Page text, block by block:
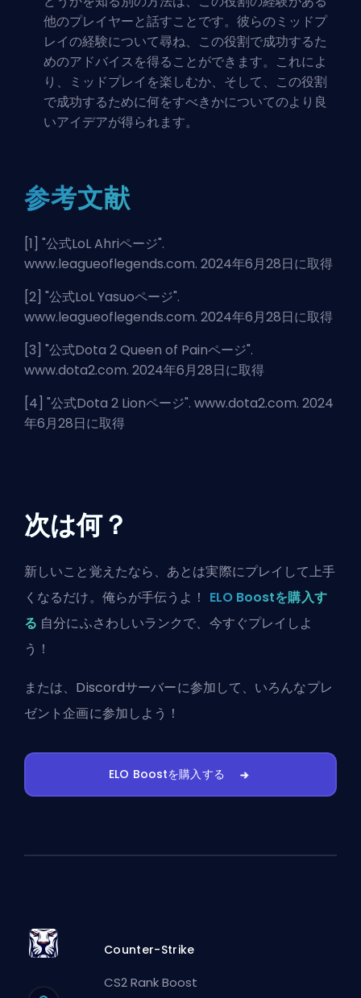
他のプレイヤーと話すことです。彼らのミッドプ
レイの経験について尋ね、この役割で成功するた
めのアドバイスを得ることができます。これによ
り、ミッドプレイを楽しむか、そして、この役割
で成功するために何をすべきかについてのより良
いアイデアが得られます。
参考文献
[1] "公式LoL Ahriページ".
www.leagueoflegends.com. 2024年6月28日に取得
[2] "公式LoL Yasuoページ".
www.leagueoflegends.com. 2024年6月28日に取得
[3] "公式Dota 2 Queen of Painページ".
www.dota2.com. 2024年6月28日に取得
[4] "公式Dota 2 Lionページ". www.dota2.com. 2024
年6月28日に取得
次は何？
新しいこと覚えたなら、あとは実際にプレイして上手
くなるだけ。俺らが手伝うよ！ ELO Boostを購入す
る 自分にふさわしいランクで、今すぐプレイしよ
う！
または、 Discordサーバーに参加して、いろんなプレ
ゼント企画に参加しよう！
ELO Boostを購入する
Counter-Strike
CS2 Rank Boost